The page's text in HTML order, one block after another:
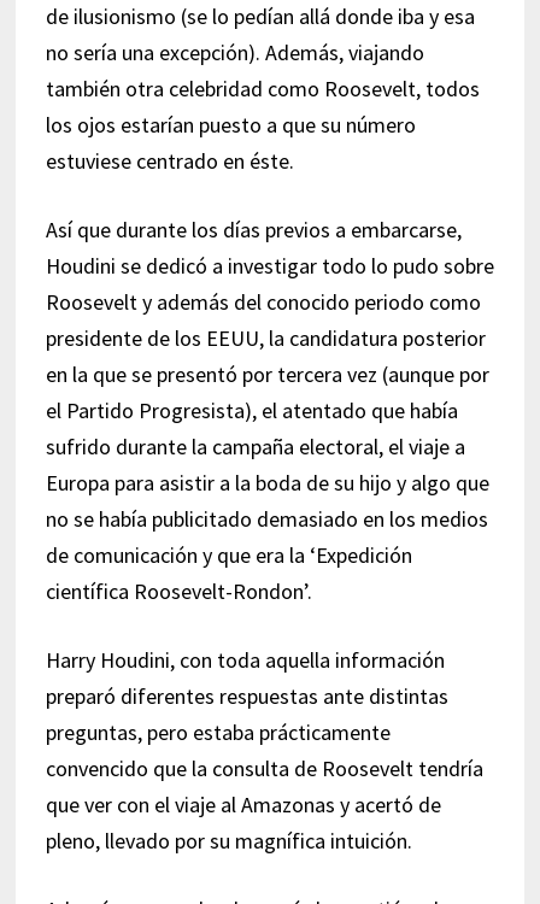
de ilusionismo (se lo pedían allá donde iba y esa
no sería una excepción). Además, viajando
también otra celebridad como Roosevelt, todos
los ojos estarían puesto a que su número
estuviese centrado en éste.
Así que durante los días previos a embarcarse,
Houdini se dedicó a investigar todo lo pudo sobre
Roosevelt y además del conocido periodo como
presidente de los EEUU, la candidatura posterior
en la que se presentó por tercera vez (aunque por
el Partido Progresista), el atentado que había
sufrido durante la campaña electoral, el viaje a
Europa para asistir a la boda de su hijo y algo que
no se había publicitado demasiado en los medios
de comunicación y que era la ‘Expedición
científica Roosevelt-Rondon’.
Harry Houdini, con toda aquella información
preparó diferentes respuestas ante distintas
preguntas, pero estaba prácticamente
convencido que la consulta de Roosevelt tendría
que ver con el viaje al Amazonas y acertó de
pleno, llevado por su magnífica intuición.